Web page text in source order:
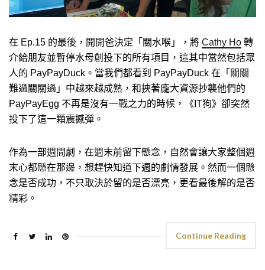
在 Ep.15 的最後，開開爸決定「關水喉」，將 Cathy Ho 轉
介給朋友並暫停水母創投下的所有項目，這其中當然包括眾
人的 PayPayDuck。當我們都看到 PayPayDuck 在「關關
難過關關過」中越來越成熟，和挾著龐大資源抄襲他們的
PayPayEgg 不再是沒有一戰之力的時候，《IT狗》卻突然
投下了這一顆震撼彈。
作為一部週間劇，在週末前留下懸念，自然會讓大家整個週
末心都懸在那邊，想趕快知道下週的劇情發展。然而一個懸
念是否成功，不只取決於留的是否漂亮，更看最後解的是否
精彩。
Continue Reading